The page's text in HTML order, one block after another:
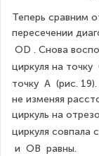
Теперь сравним
пересечении
OD . Снова
циркуля на точку
точку A (рис.
не изменяя
циркуль на
циркуля совпала
и OB равны.